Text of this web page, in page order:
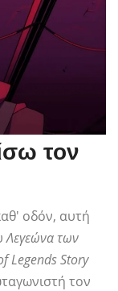
τον
οδόν, αυτή
Λεγεώνα των
Legends Story
τον